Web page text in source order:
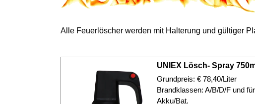
Alle Feuerlöscher werden mit Halterung und gültiger
UNIEX Lösch- Spray
Grundpreis: € 78,40/Liter
Brandklassen: A/B/D/F und
Akku/Bat.